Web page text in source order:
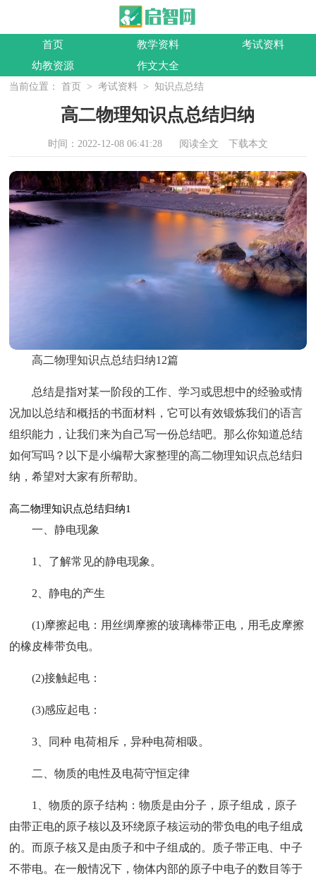
首页 教学资料
考试资料
幼教资源
作文大全
当前位置： 首页 > 考试资料 > 知识点总结
高二物理知识点总结归纳
时间：2022-12-08 06:41:28 阅读全文 下载本文
高二物理知识点总结归纳12篇
总结是指对某一阶段的工作、学习或思想中的经验或情
况加以总结和概括的书面材料，它可以有效锻炼我们的语言
组织能力，让我们来为自己写一份总结吧。那么你知道总结
如何写吗？以下是小编帮大家整理的高二物理知识点总结归
纳，希望对大家有所帮助。
高二物理知识点总结归纳1
一、静电现象
1、了解常见的静电现象。
2、静电的产生
(1)摩擦起电：用丝绸摩擦的玻璃棒带正电，用毛皮摩擦
的橡皮棒带负电。
(2)接触起电：
(3)感应起电：
3、同种 电荷相斥，异种电荷相吸。
二、物质的电性及电荷守恒定律
1、物质的原子结构：物质是由分子，原子组成，原子
由带正电的原子核以及环绕原子核运动的带负电的电子组成
的。而原子核又是由质子和中子组成的。质子带正电、中子
不带电。在一般情况下，物体内部的原子中电子的数目等于